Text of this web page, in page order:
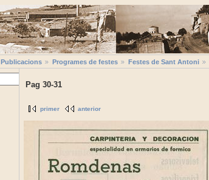
Publicacions Programes de festes Festes de Sant Antoni
Pag 30-31
primer anterior